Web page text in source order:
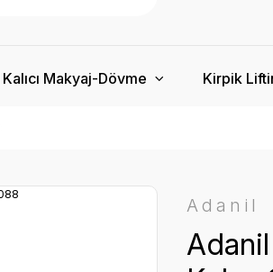
Kalıcı Makyaj-Dövme Kirpik
Adanil